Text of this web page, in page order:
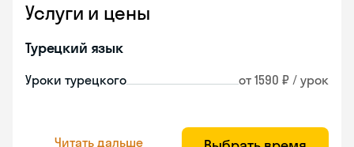
Услуги и цены
Турецкий язык
Уроки турецкого от 1590 ₽ / урок
Читать дальше